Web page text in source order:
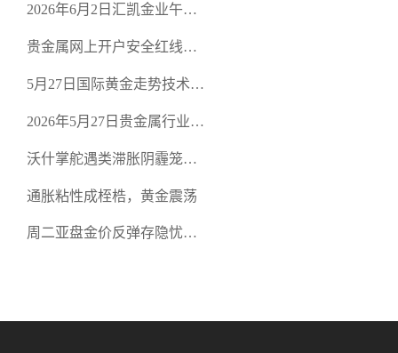
2026年6月2日汇凯金业午盘
空头清算算法如何布防？
贵金属网上开户安全红线：
恶意洗盘陷阱
5月27日国际黄金走势技术盘
规黄金平台全方位行情解析
2026年5月27日贵金属行业新
正规贵金属开户平台迎开户
热潮
沃什掌舵遇类滞胀阴霾笼
通胀粘性成桎梏，黄金震荡
周二亚盘金价反弹存隐忧，